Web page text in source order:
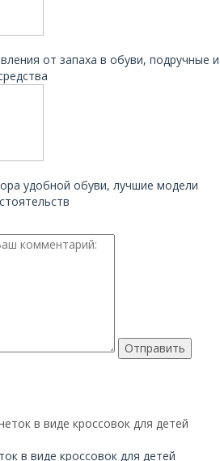
от запаха в обуви, подручные и
удобной обуви, лучшие модели
в виде кроссовок для детей